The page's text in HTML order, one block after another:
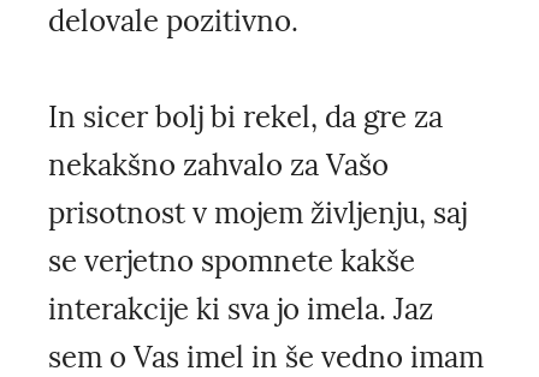
delovale pozitivno.
In sicer bolj bi rekel, da gre za
nekakšno zahvalo za Vašo
prisotnost v mojem življenju, saj
se verjetno spomnete kakše
interakcije ki sva jo imela. Jaz
sem o Vas imel in še vedno imam